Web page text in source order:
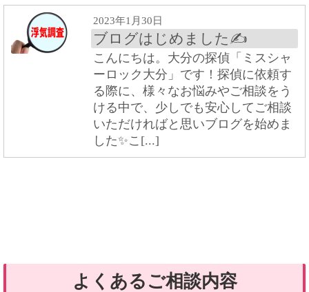
2023年1月30日
ブログはじめました✍
こんにちは。大分の探偵「ミスシャ
ーロック大分」です！探偵に依頼す
る際に、様々なお悩みやご相談をう
ける中で、少しでも安心してご相談
いただければと思いブログを始めま
した✨こ[...]
よくあるご相談内容